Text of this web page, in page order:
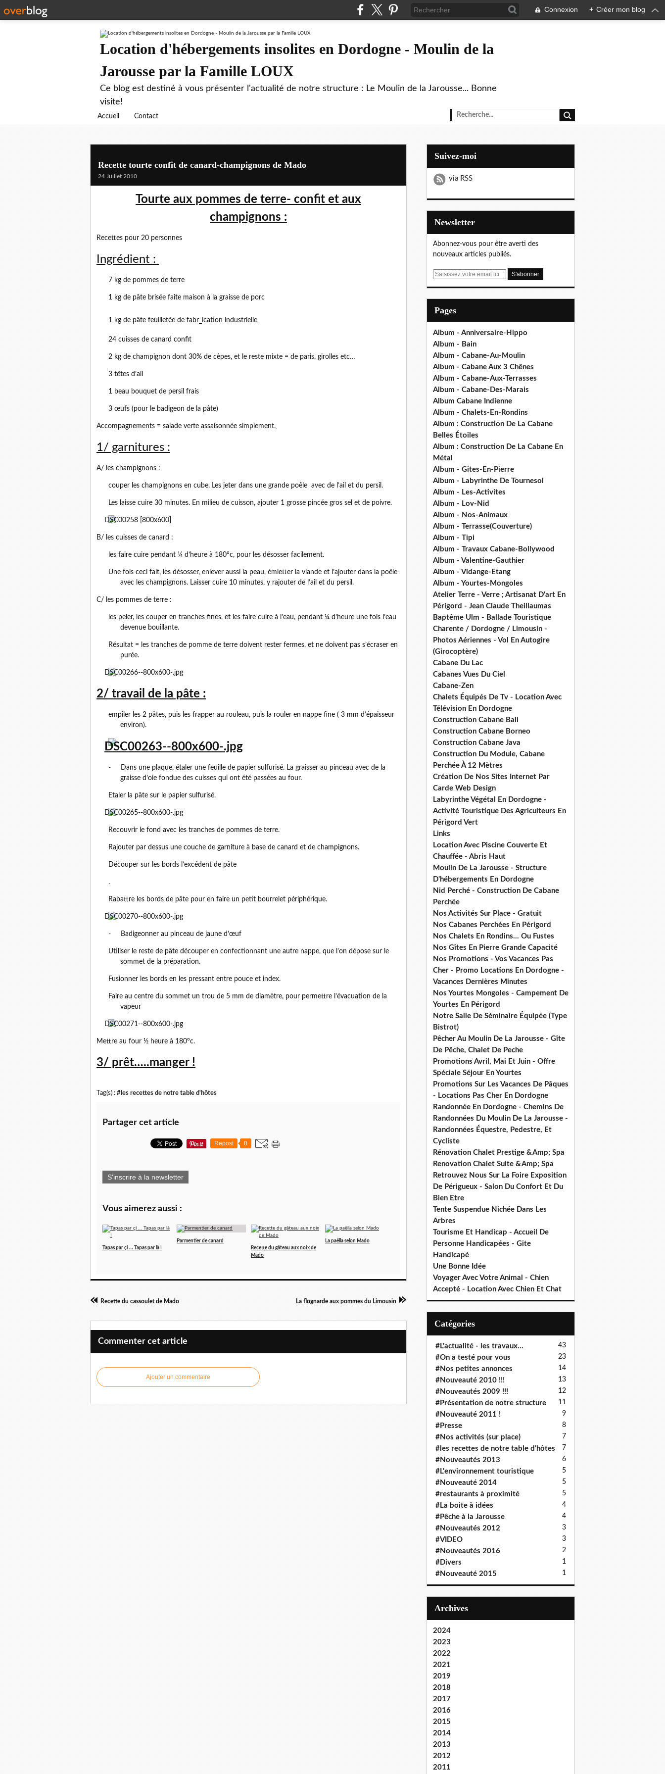
Connexion + Créer mon blog
Location d'hébergements insolites en Dordogne - Moulin de la
Jarousse par la Famille LOUX
Ce blog est destiné à vous présenter l'actualité de notre structure : Le Moulin de la Jarousse... Bonne
visite!
Accueil Contact
Recette tourte confit de canard-champignons de Mado
24 Juillet 2010
Tourte aux pommes de terre- confit et aux
champignons :
Recettes pour 20 personnes
Ingrédient :
7 kg de pommes de terre
1 kg de pâte brisée faite maison à la graisse de porc
1 kg de pâte feuilletée de fabr ication industrielle
24 cuisses de canard confit
2 kg de champignon dont 30% de cèpes, et le reste mixte = de paris, girolles etc…
3 têtes d’ail
1 beau bouquet de persil frais
3 œufs (pour le badigeon de la pâte)
Accompagnements = salade verte assaisonnée simplement.
1/ garnitures :
A/ les champignons :
couper les champignons en cube. Les jeter dans une grande poêle avec de l’ail et du persil.
Les laisse cuire 30 minutes. En milieu de cuisson, ajouter 1 grosse pincée gros sel et de poivre.
B/ les cuisses de canard :
les faire cuire pendant ¼ d’heure à 180°c, pour les désosser facilement.
Une fois ceci fait, les désosser, enlever aussi la peau, émietter la viande et l’ajouter dans la poêle
avec les champignons. Laisser cuire 10 minutes, y rajouter de l’ail et du persil.
C/ les pommes de terre :
les peler, les couper en tranches fines, et les faire cuire à l’eau, pendant ¼ d’heure une fois l’eau
devenue bouillante.
Résultat = les tranches de pomme de terre doivent rester fermes, et ne doivent pas s’écraser en
purée.
2/ travail de la pâte :
empiler les 2 pâtes, puis les frapper au rouleau, puis la rouler en nappe fine ( 3 mm d’épaisseur
environ).
-
Dans une plaque, étaler une feuille de papier sulfurisé. La graisser au pinceau avec de la
graisse d’oie fondue des cuisses qui ont été passées au four.
Etaler la pâte sur le papier sulfurisé.
Recouvrir le fond avec les tranches de pommes de terre.
Rajouter par dessus une couche de garniture à base de canard et de champignons.
Découper sur les bords l’excédent de pâte
.
Rabattre les bords de pâte pour en faire un petit bourrelet périphérique.
- Badigeonner au pinceau de jaune d’œuf
Utiliser le reste de pâte découper en confectionnant une autre nappe, que l’on dépose sur le
sommet de la préparation.
Fusionner les bords en les pressant entre pouce et index.
Faire au centre du sommet un trou de 5 mm de diamètre, pour permettre l’évacuation de la
vapeur
Mettre au four ½ heure à 180°c.
3/ prêt…..manger !
Tag(s) : #les recettes de notre table d'hôtes
Partager cet article
Repost 0
S'inscrire à la newsletter
Vous aimerez aussi :
Tapas par çi … Tapas par là !
Parmentier de canard
Recette du gâteau aux noix de
Mado
La paëlla selon Mado
Recette du cassoulet de Mado La flognarde aux pommes du Limousin
Commenter cet article
Ajouter un commentaire
Suivez-moi
via RSS
Newsletter
Abonnez-vous pour être averti des
nouveaux articles publiés.
E
Pages
Album - Anniversaire-Hippo
Album - Bain
Album - Cabane-Au-Moulin
Album - Cabane Aux 3 Chênes
Album - Cabane-Aux-Terrasses
Album - Cabane-Des-Marais
Album Cabane Indienne
Album - Chalets-En-Rondins
Album : Construction De La Cabane
Belles Étoiles
Album : Construction De La Cabane En
Métal
Album - Gites-En-Pierre
Album - Labyrinthe De Tournesol
Album - Les-Activites
Album - Lov-Nid
Album - Nos-Animaux
Album - Terrasse(Couverture)
Album - Tipi
Album - Travaux Cabane-Bollywood
Album - Valentine-Gauthier
Album - Vidange-Etang
Album - Yourtes-Mongoles
Atelier Terre - Verre ; Artisanat D'art En
Périgord - Jean Claude Theillaumas
Baptême Ulm - Ballade Touristique
Charente / Dordogne / Limousin -
Photos Aériennes - Vol En Autogire
(Girocoptère)
Cabane Du Lac
Cabanes Vues Du Ciel
Cabane-Zen
Chalets Équipés De Tv - Location Avec
Télévision En Dordogne
Construction Cabane Bali
Construction Cabane Borneo
Construction Cabane Java
Construction Du Module, Cabane
Perchée À 12 Mètres
Création De Nos Sites Internet Par
Carde Web Design
Labyrinthe Végétal En Dordogne -
Activité Touristique Des Agriculteurs En
Périgord Vert
Links
Location Avec Piscine Couverte Et
Chauffée - Abris Haut
Moulin De La Jarousse - Structure
D'hébergements En Dordogne
Nid Perché - Construction De Cabane
Perchée
Nos Activités Sur Place - Gratuit
Nos Cabanes Perchées En Périgord
Nos Chalets En Rondins... Ou Fustes
Nos Gîtes En Pierre Grande Capacité
Nos Promotions - Vos Vacances Pas
Cher - Promo Locations En Dordogne -
Vacances Dernières Minutes
Nos Yourtes Mongoles - Campement De
Yourtes En Périgord
Notre Salle De Séminaire Équipée (Type
Bistrot)
Pêcher Au Moulin De La Jarousse - Gîte
De Pêche, Chalet De Peche
Promotions Avril, Mai Et Juin - Offre
Spéciale Séjour En Yourtes
Promotions Sur Les Vacances De Pâques
- Locations Pas Cher En Dordogne
Randonnée En Dordogne - Chemins De
Randonnées Du Moulin De La Jarousse -
Randonnées Équestre, Pedestre, Et
Cycliste
Rénovation Chalet Prestige &Amp; Spa
Renovation Chalet Suite &Amp; Spa
Retrouvez Nous Sur La Foire Exposition
De Périgueux - Salon Du Confort Et Du
Bien Etre
Tente Suspendue Nichée Dans Les
Arbres
Tourisme Et Handicap - Accueil De
Personne Handicapées - Gite
Handicapé
Une Bonne Idée
Voyager Avec Votre Animal - Chien
Accepté - Location Avec Chien Et Chat
Catégories
#L'actualité - les travaux... 43
#On a testé pour vous 23
#Nos petites annonces 14
#Nouveauté 2010 !!! 13
#Nouveautés 2009 !!! 12
#Présentation de notre structure 11
#Nouveauté 2011 ! 9
#Presse 8
#Nos activités (sur place) 7
#les recettes de notre table d'hôtes 7
#Nouveautés 2013 6
#L'environnement touristique 5
#Nouveauté 2014 5
#restaurants à proximité 5
#La boite à idées 4
#Pêche à la Jarousse 4
#Nouveautés 2012 3
#VIDEO 3
#Nouveautés 2016 2
#Divers 1
#Nouveauté 2015 1
Archives
2024
2023
2022
2021
2019
2018
2017
2016
2015
2014
2013
2012
2011